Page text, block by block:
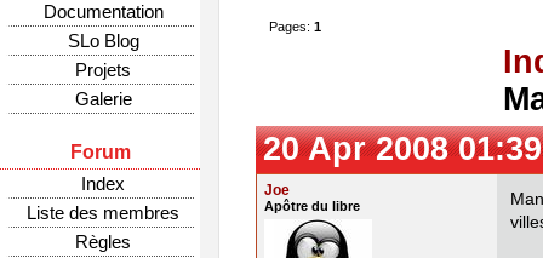
Documentation
SLo Blog
Projets
Galerie
Forum
Index
Liste des membres
Règles
Pages: 1
20 Apr 2008
Joe
Apôtre du libre